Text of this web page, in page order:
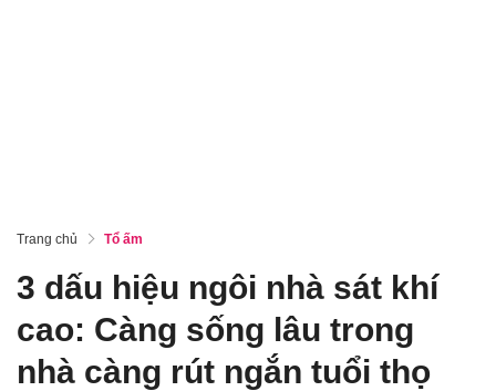
Trang chủ Tổ ấm
3 dấu hiệu ngôi nhà sát khí
cao: Càng sống lâu trong
nhà càng rút ngắn tuổi thọ